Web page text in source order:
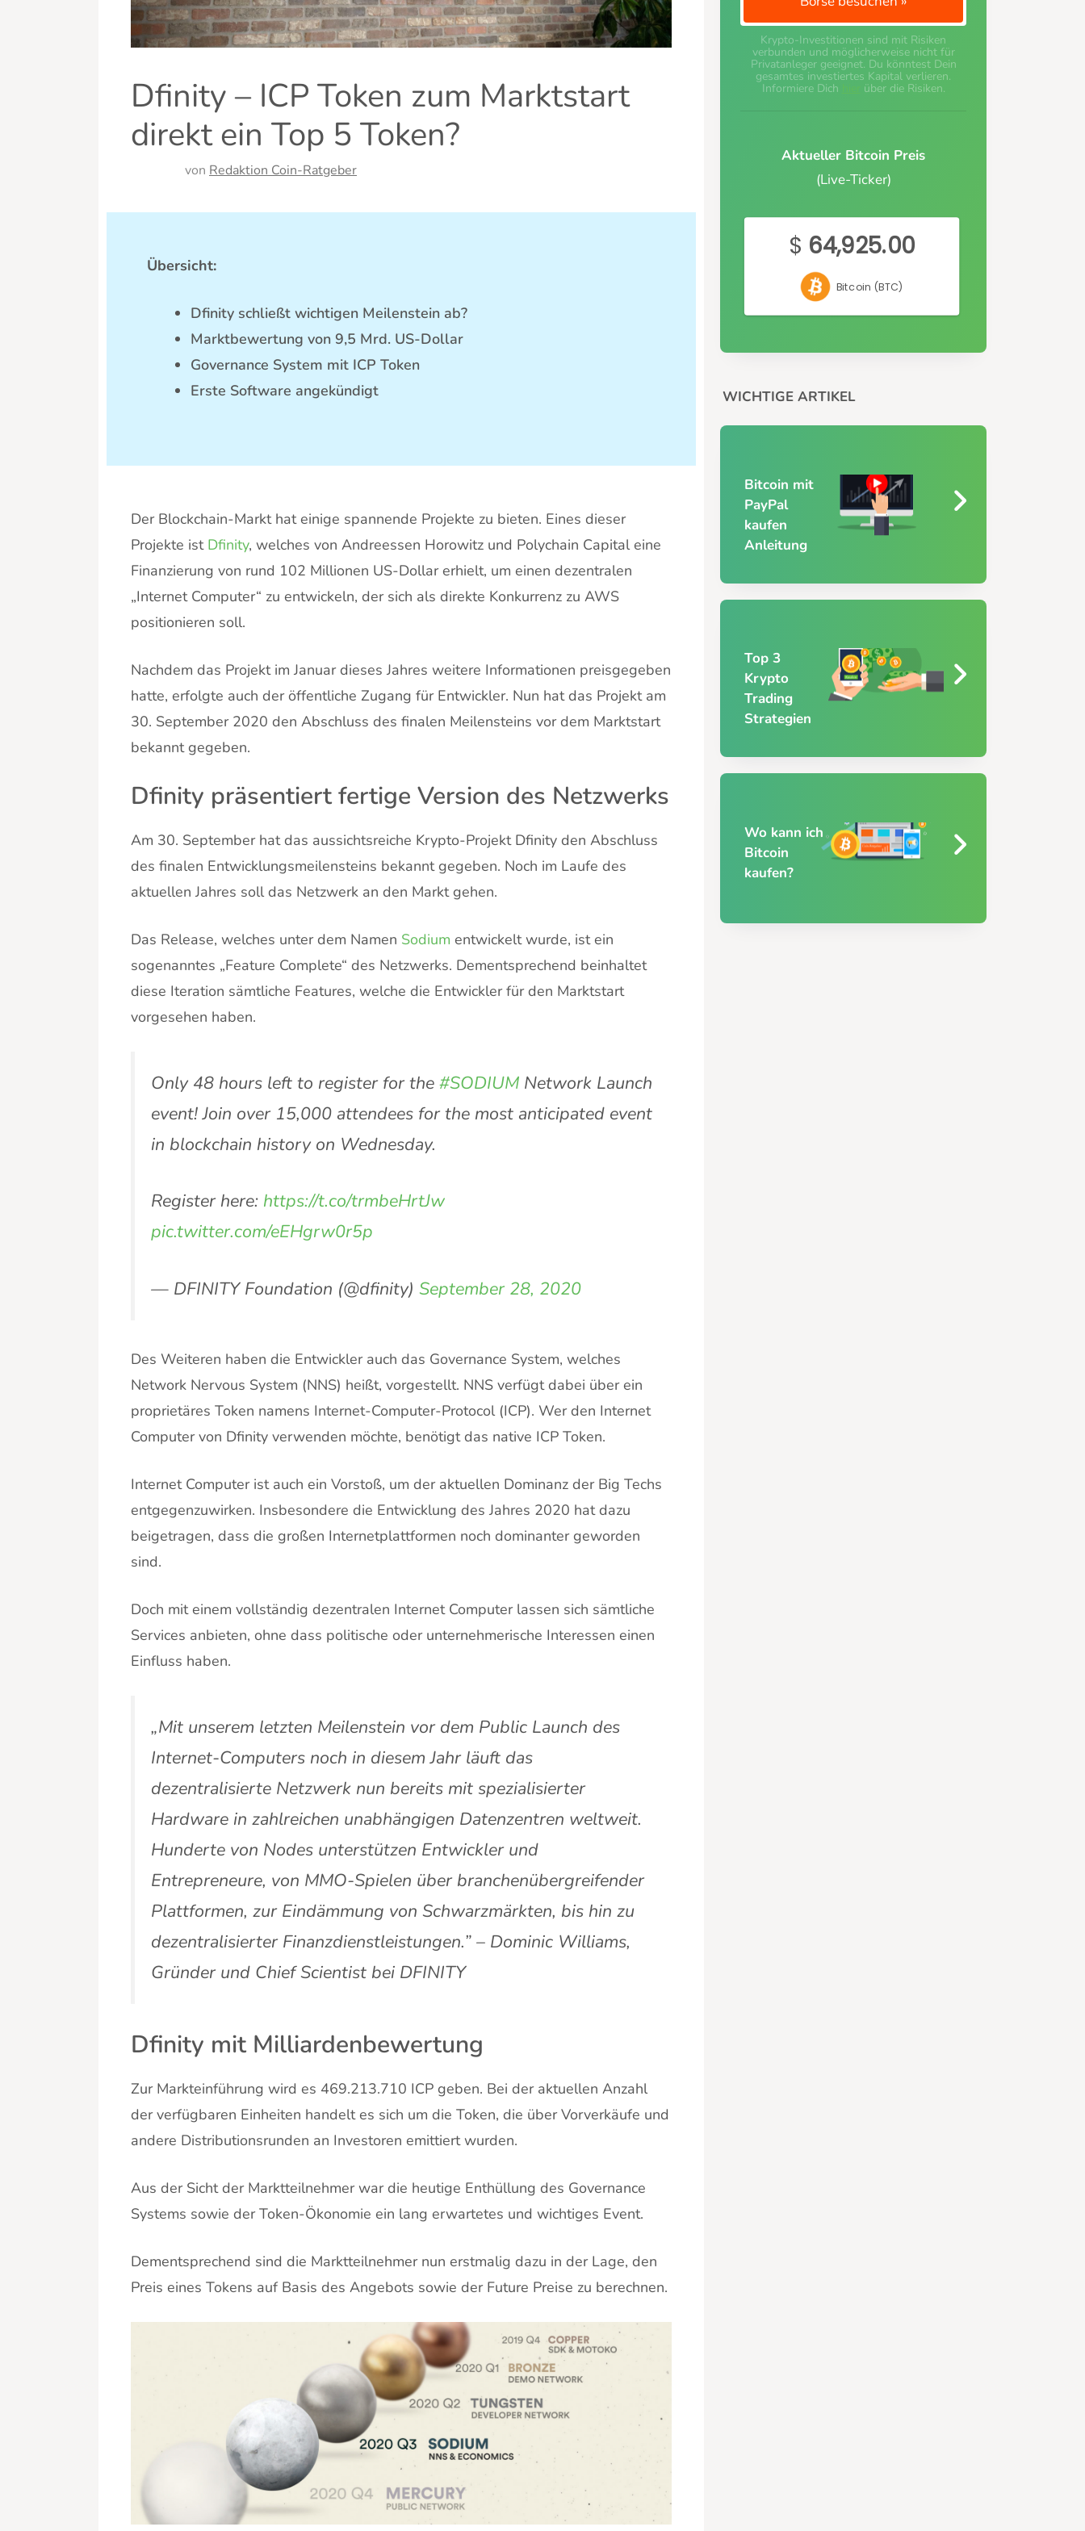
Dfinity – ICP Token zum Marktstart
direkt ein Top 5 Token?
von Redaktion Coin-Ratgeber
Übersicht:
Dfinity schließt wichtigen Meilenstein ab?
Marktbewertung von 9,5 Mrd. US-Dollar
Governance System mit ICP Token
Erste Software angekündigt
Der Blockchain-Markt hat einige spannende Projekte zu bieten. Eines dieser
Projekte ist Dfinity, welches von Andreessen Horowitz und Polychain Capital eine
Finanzierung von rund 102 Millionen US-Dollar erhielt, um einen dezentralen
„Internet Computer“ zu entwickeln, der sich als direkte Konkurrenz zu AWS
positionieren soll.
Nachdem das Projekt im Januar dieses Jahres weitere Informationen preisgegeben
hatte, erfolgte auch der öffentliche Zugang für Entwickler. Nun hat das Projekt am
30. September 2020 den Abschluss des finalen Meilensteins vor dem Marktstart
bekannt gegeben.
Dfinity präsentiert fertige Version des Netzwerks
Am 30. September hat das aussichtsreiche Krypto-Projekt Dfinity den Abschluss
des finalen Entwicklungsmeilensteins bekannt gegeben. Noch im Laufe des
aktuellen Jahres soll das Netzwerk an den Markt gehen.
Das Release, welches unter dem Namen Sodium entwickelt wurde, ist ein
sogenanntes „Feature Complete“ des Netzwerks. Dementsprechend beinhaltet
diese Iteration sämtliche Features, welche die Entwickler für den Marktstart
vorgesehen haben.
Only 48 hours left to register for the #SODIUM Network Launch
event! Join over 15,000 attendees for the most anticipated event
in blockchain history on Wednesday.
Register here: https://t.co/trmbeHrtJw
pic.twitter.com/eEHgrw0r5p
— DFINITY Foundation (@dfinity) September 28, 2020
Des Weiteren haben die Entwickler auch das Governance System, welches
Network Nervous System (NNS) heißt, vorgestellt. NNS verfügt dabei über ein
proprietäres Token namens Internet-Computer-Protocol (ICP). Wer den Internet
Computer von Dfinity verwenden möchte, benötigt das native ICP Token.
Internet Computer ist auch ein Vorstoß, um der aktuellen Dominanz der Big Techs
entgegenzuwirken. Insbesondere die Entwicklung des Jahres 2020 hat dazu
beigetragen, dass die großen Internetplattformen noch dominanter geworden
sind.
Doch mit einem vollständig dezentralen Internet Computer lassen sich sämtliche
Services anbieten, ohne dass politische oder unternehmerische Interessen einen
Einfluss haben.
„Mit unserem letzten Meilenstein vor dem Public Launch des
Internet-Computers noch in diesem Jahr läuft das
dezentralisierte Netzwerk nun bereits mit spezialisierter
Hardware in zahlreichen unabhängigen Datenzentren weltweit.
Hunderte von Nodes unterstützen Entwickler und
Entrepreneure, von MMO-Spielen über branchenübergreifender
Plattformen, zur Eindämmung von Schwarzmärkten, bis hin zu
dezentralisierter Finanzdienstleistungen.” – Dominic Williams,
Gründer und Chief Scientist bei DFINITY
Dfinity mit Milliardenbewertung
Zur Markteinführung wird es 469.213.710 ICP geben. Bei der aktuellen Anzahl
der verfügbaren Einheiten handelt es sich um die Token, die über Vorverkäufe und
andere Distributionsrunden an Investoren emittiert wurden.
Aus der Sicht der Marktteilnehmer war die heutige Enthüllung des Governance
Systems sowie der Token-Ökonomie ein lang erwartetes und wichtiges Event.
Dementsprechend sind die Marktteilnehmer nun erstmalig dazu in der Lage, den
Preis eines Tokens auf Basis des Angebots sowie der Future Preise zu berechnen.
Krypto-Investitionen sind mit Risiken
verbunden und möglicherweise nicht für
Privatanleger geeignet. Du könntest Dein
gesamtes investiertes Kapital verlieren.
Informiere Dich über die Risiken.
Aktueller Bitcoin Preis
(Live-Ticker)
$ 64,925.00
Bitcoin (BTC)
WICHTIGE ARTIKEL
Bitcoin mit
PayPal
kaufen
Anleitung
Top 3
Krypto
Trading
Strategien
Wo kann ich
Bitcoin
kaufen?